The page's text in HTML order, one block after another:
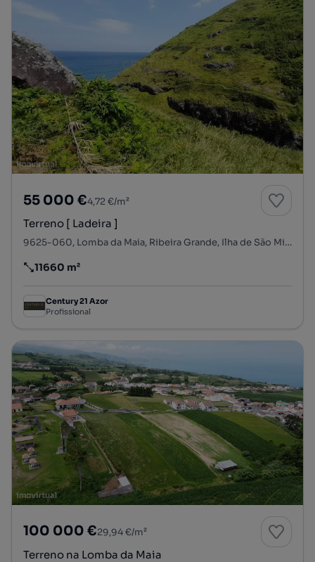
55 000 €4,72 €/m²
Terreno [ Ladeira ]
9625-060, Lomba da Maia, Ribeira Grande, Ilha de São Miguel
Preço por metro quadrado
11660 m²
Century 21 Azor
Profissional
100 000 €29,94 €/m²
Terreno na Lomba da Maia